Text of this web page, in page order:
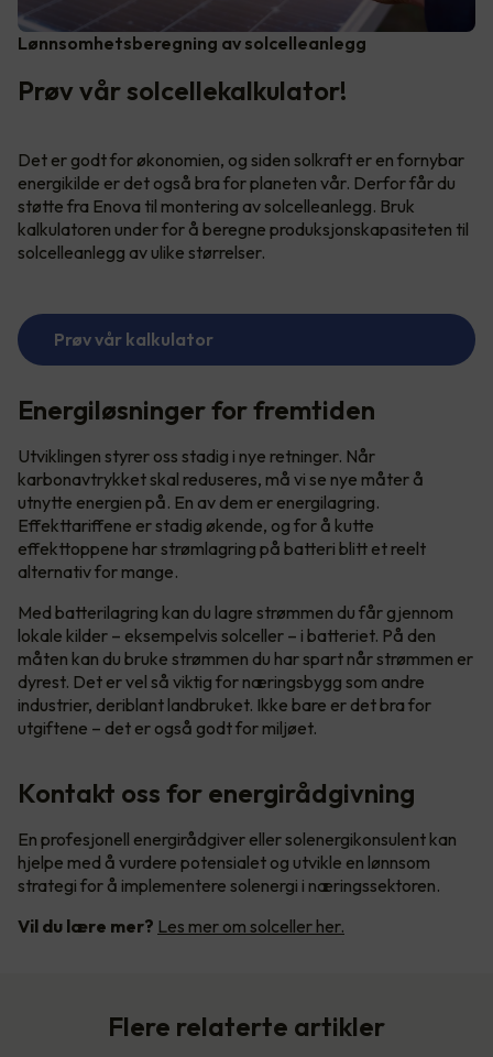
Lønnsomhetsberegning av solcelleanlegg
Prøv vår solcellekalkulator!
Det er godt for økonomien, og siden solkraft er en fornybar
energikilde er det også bra for planeten vår. Derfor får du
støtte fra Enova til montering av solcelleanlegg. Bruk
kalkulatoren under for å beregne produksjonskapasiteten til
solcelleanlegg av ulike størrelser.
Prøv vår kalkulator
Energiløsninger for fremtiden
Utviklingen styrer oss stadig i nye retninger. Når
karbonavtrykket skal reduseres, må vi se nye måter å
utnytte energien på. En av dem er energilagring.
Effekttariffene er stadig økende, og for å kutte
effekttoppene har strømlagring på batteri blitt et reelt
alternativ for mange.
Med batterilagring kan du lagre strømmen du får gjennom
lokale kilder – eksempelvis solceller – i batteriet. På den
måten kan du bruke strømmen du har spart når strømmen er
dyrest. Det er vel så viktig for næringsbygg som andre
industrier, deriblant landbruket. Ikke bare er det bra for
utgiftene – det er også godt for miljøet.
Kontakt oss for energirådgivning
En profesjonell energirådgiver eller solenergikonsulent kan
hjelpe med å vurdere potensialet og utvikle en lønnsom
strategi for å implementere solenergi i næringssektoren.
Vil du lære mer? Les mer om solceller her.
Flere relaterte artikler